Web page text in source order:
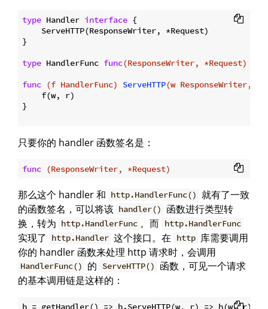
type Handler interface {
    ServeHTTP(ResponseWriter, *Request)
}
type HandlerFunc func(ResponseWriter, *Request)
func (f HandlerFunc) ServeHTTP(w ResponseWriter, r
    f(w, r)
}
只要你的 handler 函数签名是：
func (ResponseWriter, *Request)
那么这个 handler 和 http.HandlerFunc() 就有了一致
的函数签名，可以将该 handler()
函数进行类型转
换，转为 http.HandlerFunc 。而 http.HandlerFunc
实现了 http.Handler 这个接口。在 http 库需要调用
你的 handler 函数来处理 http 请求时，会调用
HandlerFunc() 的 ServeHTTP()
函数，可见一个请求
的基本调用链是这样的：